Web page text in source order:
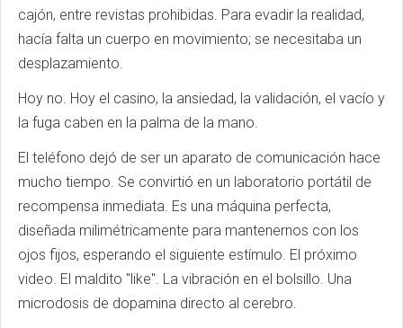
cajón, entre revistas prohibidas. Para evadir la realidad,
hacía falta un cuerpo en movimiento; se necesitaba un
desplazamiento.
Hoy no. Hoy el casino, la ansiedad, la validación, el vacío y
la fuga caben en la palma de la mano.
El teléfono dejó de ser un aparato de comunicación hace
mucho tiempo. Se convirtió en un laboratorio portátil de
recompensa inmediata. Es una máquina perfecta,
diseñada milimétricamente para mantenernos con los
ojos fijos, esperando el siguiente estímulo. El próximo
video. El maldito "like". La vibración en el bolsillo. Una
microdosis de dopamina directo al cerebro.